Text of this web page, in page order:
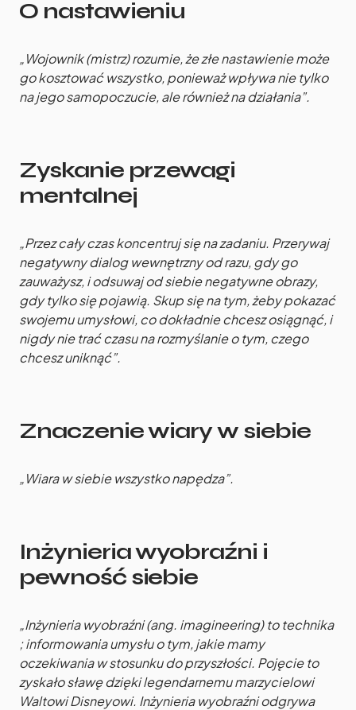
O nastawieniu
„Wojownik (mistrz) rozumie, że złe nastawienie może
go kosztować wszystko, ponieważ wpływa nie tylko
na jego samopoczucie, ale również na działania”.
Zyskanie przewagi
mentalnej
„Przez cały czas koncentruj się na zadaniu. Przerywaj
negatywny dialog wewnętrzny od razu, gdy go
zauważysz, i odsuwaj od siebie negatywne obrazy,
gdy tylko się pojawią. Skup się na tym, żeby pokazać
swojemu umysłowi, co dokładnie chcesz osiągnąć, i
nigdy nie trać czasu na rozmyślanie o tym, czego
chcesz uniknąć”.
Znaczenie wiary w siebie
„Wiara w siebie wszystko napędza”.
Inżynieria wyobraźni i
pewność siebie
„Inżynieria wyobraźni (ang. imagineering) to technika
; informowania umysłu o tym, jakie mamy
oczekiwania w stosunku do przyszłości. Pojęcie to
zyskało sławę dzięki legendarnemu marzycielowi
Waltowi Disneyowi. Inżynieria wyobraźni odgrywa